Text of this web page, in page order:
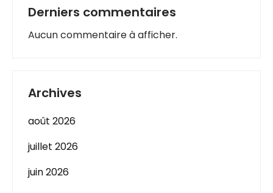
Derniers commentaires
Aucun commentaire à afficher.
Archives
août 2026
juillet 2026
juin 2026